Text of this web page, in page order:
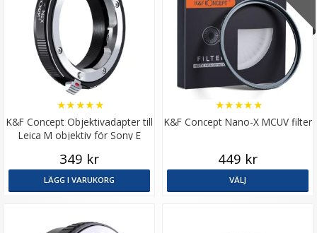
K&F Concept Objektivadapter till
Leica M objektiv för Sony E
★★★★★
349 kr
LÄGG I VARUKORG
K&F Concept Nano-X MCUV filter
★★★★★
449 kr
VÄLJ